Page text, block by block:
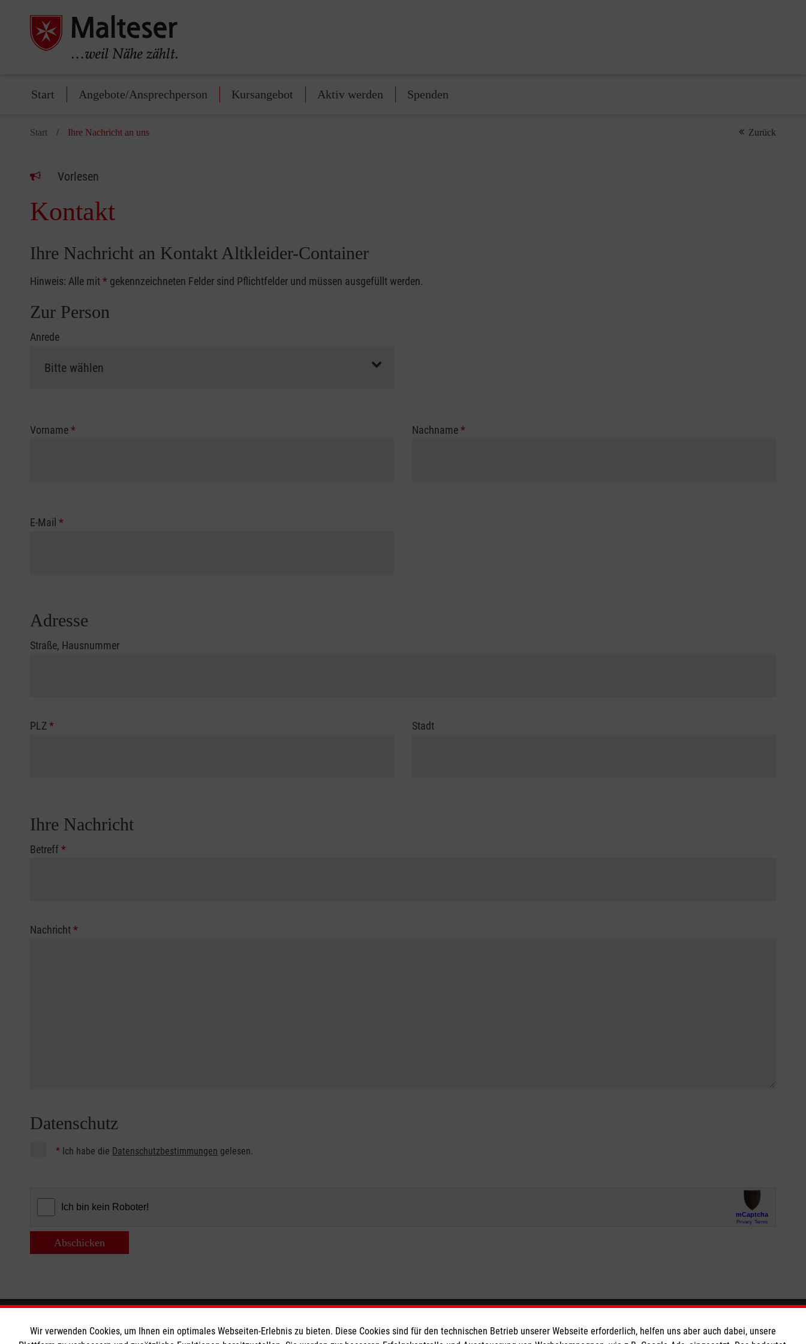
Start Angebote/Ansprechperson Kursangebot Aktiv werden Spenden
Start Ihre Nachricht an uns Zurück
Vorlesen
Kontakt
Ihre Nachricht an Kontakt Altkleider-Container
Hinweis: Alle mit* gekennzeichneten Felder sind Pflichtfelder und müssen ausgefüllt werden.
Zur Person
Anrede
Vorname* Nachname*
E-Mail *
Adresse
Straße, Hausnummer
PLZ* Stadt
Ihre Nachricht
Betreff*
Nachricht*
Datenschutz
* Ich habe die Datenschutzbestimmungen gelesen.
Abschicken
Informationen Die Malteser Spendenkonto So finden Sie uns
Wir verwenden Cookies, um Ihnen ein optimales Webseiten-Erlebnis zu bieten. Diese Cookies sind für den technischen Betrieb unserer Webseite erforderlich, helfen uns aber auch dabei, unsere